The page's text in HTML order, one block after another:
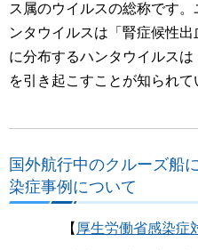
ス属のウイルスの総称です
ンタウイルスは「腎症候性
に分布するハンタウイルスは
を引き起こすことが知られて
国外航行中のクルーズ船
染症事例について
【 厚生労働省感染症